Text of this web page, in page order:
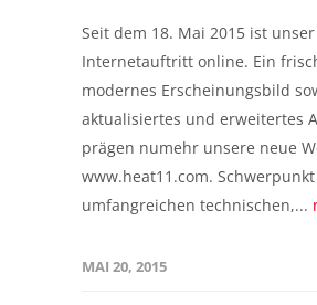
Seit dem 18. Mai 2015 ist
Internetauftritt online. Ein
modernes Erscheinungsbild
aktualisiertes und erweitertes
prägen numehr unsere neue
www.heat11.com.
umfangreichen technischen,...
MAI 20, 2015